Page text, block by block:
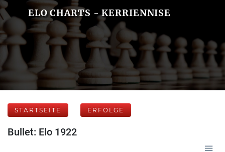
ELO CHARTS - KERRIENNISE
STARTSEITE ERFOLGE
Bullet: Elo 1922